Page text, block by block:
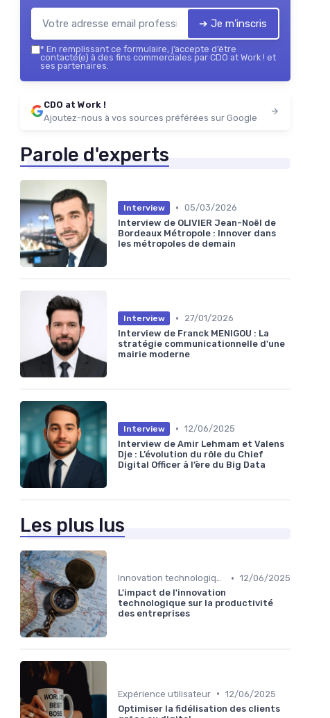
➔ Je m'inscris
* En remplissant ce formulaire, j’accepte d’être
contacté(e) à des fins commerciales par CDO at Work ! et
ses partenaires.
CDO at Work !
Ajoutez-nous à vos sources préférées sur Google
Parole d'experts
Interview • 05/03/2026
Interview de OLIVIER Jean-Noël de
Bordeaux Métropole : Innover dans
les métropoles de demain
Interview •
27/01/2026
Interview de Franck MENIGOU : La
stratégie communicationnelle d'une
mairie moderne
Interview • 12/06/2025
Interview de Amir Lehmam et Valens
Dje : L’évolution du rôle du Chief
Digital Officer à l’ère du Big Data
Les plus lus
Innovation technologique • 12/06/2025
L'impact de l'innovation
technologique sur la productivité
des entreprises
Expérience utilisateur • 12/06/2025
Optimiser la fidélisation des clients